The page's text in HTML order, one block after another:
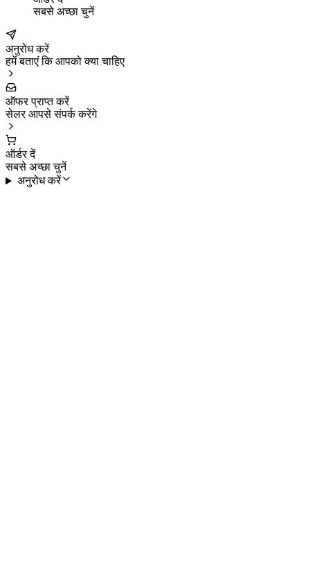
सबसे अच्छा चुनें
अनुरोध करें
हमें बताएं कि आपको क्या चाहिए
ऑफर प्राप्त करें
सेलर आपसे संपर्क करेंगे
ऑर्डर दें
सबसे अच्छा चुनें
अनुरोध करें